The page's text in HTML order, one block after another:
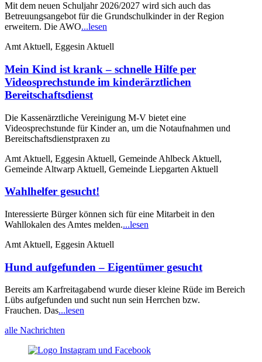
Mit dem neuen Schuljahr 2026/2027 wird sich auch das
Betreuungsangebot für die Grundschulkinder in der Region
erweitern. Die AWO...lesen
Amt Aktuell, Eggesin Aktuell
Mein Kind ist krank – schnelle Hilfe per
Videosprechstunde im kinderärztlichen
Bereitschaftsdienst
Die Kassenärztliche Vereinigung M-V bietet eine
Videosprechstunde für Kinder an, um die Notaufnahmen und
Bereitschaftsdienstpraxen zu
Amt Aktuell, Eggesin Aktuell, Gemeinde Ahlbeck Aktuell,
Gemeinde Altwarp Aktuell, Gemeinde Liepgarten Aktuell
Wahlhelfer gesucht!
Interessierte Bürger können sich für eine Mitarbeit in den
Wahllokalen des Amtes melden....lesen
Amt Aktuell, Eggesin Aktuell
Hund aufgefunden – Eigentümer gesucht
Bereits am Karfreitagabend wurde dieser kleine Rüde im Bereich
Lübs aufgefunden und sucht nun sein Herrchen bzw.
Frauchen. Das...lesen
alle Nachrichten